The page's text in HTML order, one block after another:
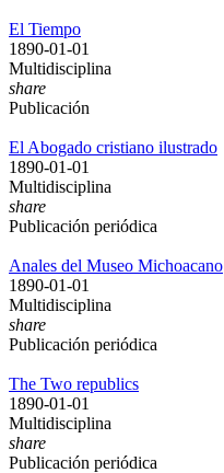
El Tiempo
1890-01-01
Multidisciplina
share
Publicación
El Abogado cristiano ilustrado
1890-01-01
Multidisciplina
share
Publicación periódica
Anales del Museo Michoacano
1890-01-01
Multidisciplina
share
Publicación periódica
The Two republics
1890-01-01
Multidisciplina
share
Publicación periódica